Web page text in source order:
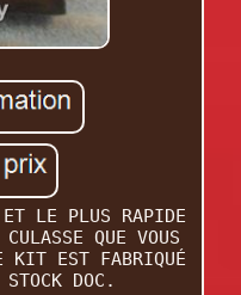
LE PLUS RAPIDE
QUE VOUS
KIT EST FABRIQUÉ
DOC.